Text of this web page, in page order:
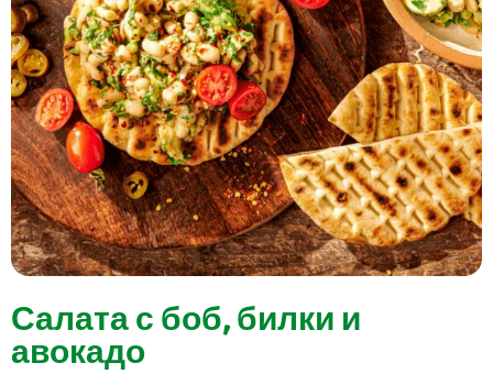
Салата с боб, билки и
авокадо